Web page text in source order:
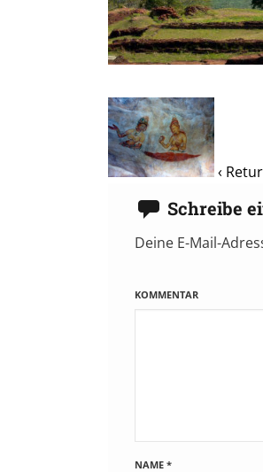
‹
Schreibe
Deine E-Mail-
KOMMENTAR
NAME *